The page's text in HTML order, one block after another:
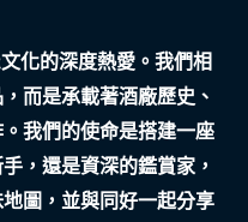
化的深度熱愛。我們相
而是承載著酒廠歷史、
我們的使命是搭建一座
，還是資深的鑑賞家，
圖，並與同好一起分享